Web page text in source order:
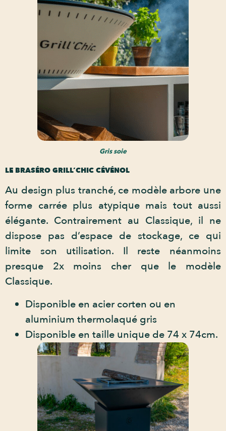
Gris soie
LE BRASÉRO GRILL’CHIC CÉVÉNOL
Au design plus tranché, ce modèle arbore une
forme carrée plus atypique mais tout aussi
élégante. Contrairement au Classique, il ne
dispose pas d’espace de stockage, ce qui
limite son utilisation. Il reste néanmoins
presque 2x moins cher que le modèle
Classique.
Disponible en acier corten ou en
aluminium thermolaqué gris
Disponible en taille unique de 74 x 74cm.